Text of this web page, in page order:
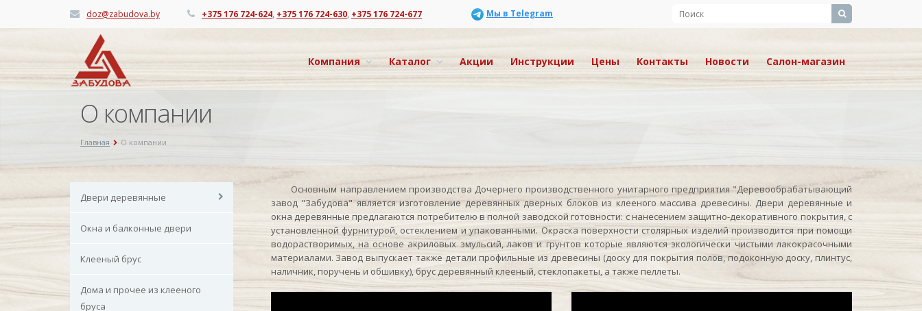
doz@zabudova.by +375 176 724-624, +375 176 724-630, +375 176 724-677 Мы в Telegram
Компания Каталог Акции Инструкции Цены Контакты Новости Салон-магазин
О компании
Главная О компании
Двери деревянные
Окна и балконные двери
Клееный брус
Дома и прочее из клееного
бруса
Основным направлением производства Дочернего производственного унитарного предприятия "Деревообрабатывающий
завод "Забудова" является изготовление деревянных дверных блоков из клееного массива древесины. Двери деревянные и
окна деревянные предлагаются потребителю в полной заводской готовности: с нанесением защитно-декоративного покрытия, с
установленной фурнитурой, остеклением и упакованными. Окраска поверхности столярных изделий производится при помощи
водорастворимых, на основе акриловых эмульсий, лаков и грунтов которые являются экологически чистыми лакокрасочными
материалами. Завод выпускает также детали профильные из древесины (доску для покрытия полов, подоконную доску, плинтус,
наличник, поручень и обшивку), брус деревянный клееный, стеклопакеты, а также пеллеты.